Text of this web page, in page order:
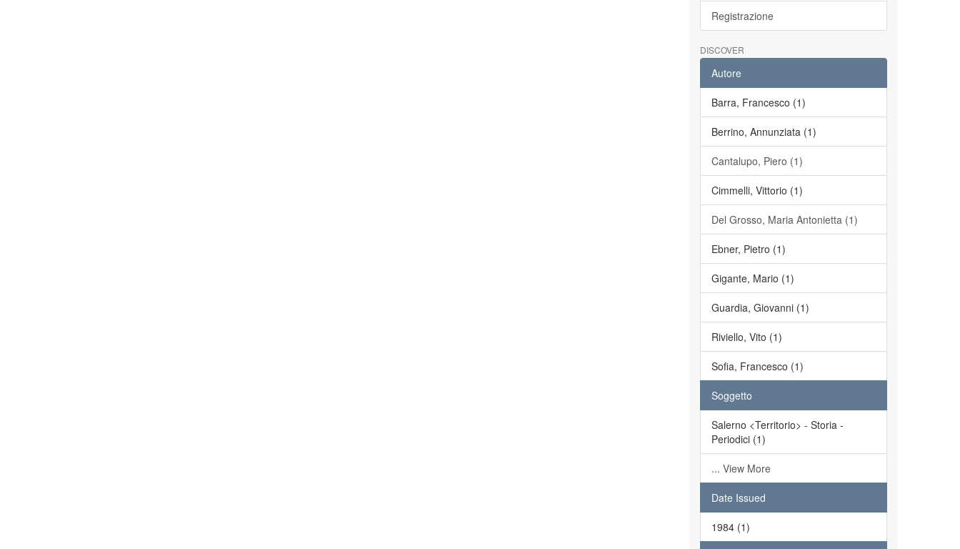
Registrazione
DISCOVER
Autore
Barra, Francesco (1)
Berrino, Annunziata (1)
Cantalupo, Piero (1)
Cimmelli, Vittorio (1)
Del Grosso, Maria Antonietta (1)
Ebner, Pietro (1)
Gigante, Mario (1)
Guardia, Giovanni (1)
Riviello, Vito (1)
Sofia, Francesco (1)
Soggetto
Salerno <Territorio> - Storia -
Periodici (1)
... View More
Date Issued
1984 (1)